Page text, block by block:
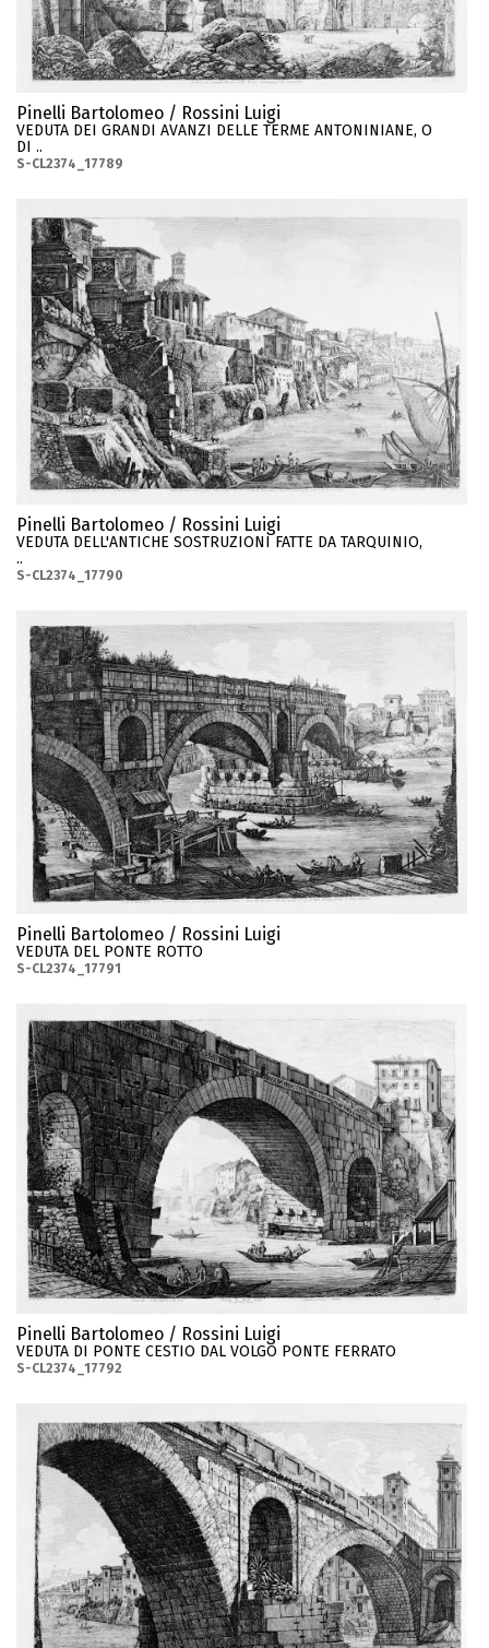
Pinelli Bartolomeo / Rossini Luigi
VEDUTA DEI GRANDI AVANZI DELLE TERME ANTONINIANE, O
DI ..
S-CL2374_17789
Pinelli Bartolomeo / Rossini Luigi
VEDUTA DELL'ANTICHE SOSTRUZIONI FATTE DA TARQUINIO,
..
S-CL2374_17790
Pinelli Bartolomeo / Rossini Luigi
VEDUTA DEL PONTE ROTTO
S-CL2374_17791
Pinelli Bartolomeo / Rossini Luigi
VEDUTA DI PONTE CESTIO DAL VOLGO PONTE FERRATO
S-CL2374_17792